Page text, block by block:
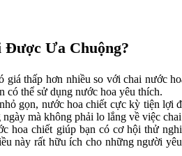
Được Ưa Chuộng?
giá thấp hơn nhiều so với chai nước
có thể sử dụng nước hoa yêu thích.
gọn, nước hoa chiết cực kỳ tiện lợi
mà không phải lo lắng về việc
hoa chiết giúp bạn có cơ hội thử
này rất hữu ích cho những người